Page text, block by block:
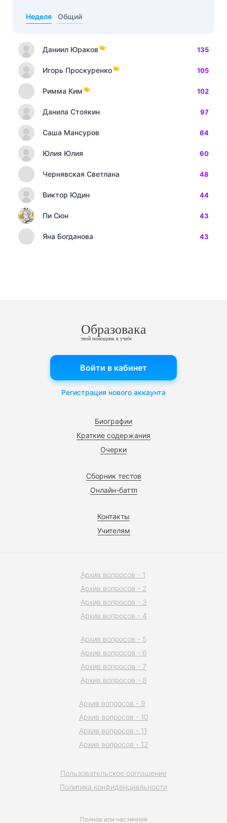
Неделя Общий
Даниил Юраков 135
Игорь Проскуренко 105
Римма Ким 102
Данила Стоякин 97
Саша Мансуров 64
Юлия Юлия 60
Чернявская Светлана 48
Виктор Юдин 44
Пи Сюн 43
Яна Богданова 43
Образовака
твой помощник в учебе
Биографии
Краткие содержания
Очерки
Сборник тестов
Онлайн-баттл
Контакты
Учителям
Войти в кабинет
Регистрация нового аккаунта
Полное или частичное
Пользовательское соглашение
Политика конфиденциальности
Архив вопросов - 1
Архив вопросов - 2
Архив вопросов - 3
Архив вопросов - 4
Архив вопросов - 5
Архив вопросов - 6
Архив вопросов - 7
Архив вопросов - 8
Архив вопросов - 9
Архив вопросов - 10
Архив вопросов - 11
Архив вопросов - 12